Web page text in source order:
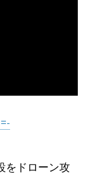
をドローン攻